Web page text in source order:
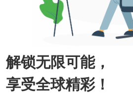
解锁无限可能，
享受全球精彩！